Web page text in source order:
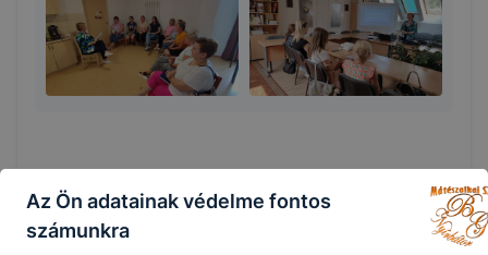
Megosztás
Az Ön adatainak védelme fontos
számunkra